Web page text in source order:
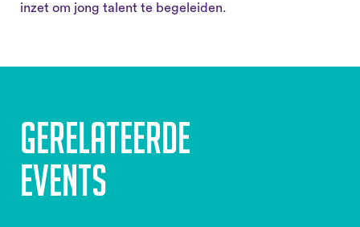
inzet om jong talent te begeleiden.
Gerelateerde
events